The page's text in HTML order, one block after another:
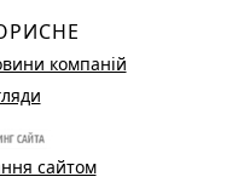
компаній
сайтом